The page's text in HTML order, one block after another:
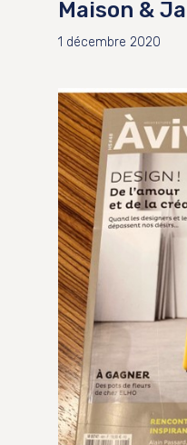
Maison &
1 décembre 2020